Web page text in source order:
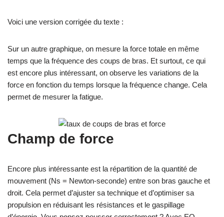
Voici une version corrigée du texte :
Sur un autre graphique, on mesure la force totale en même
temps que la fréquence des coups de bras. Et surtout, ce qui
est encore plus intéressant, on observe les variations de la
force en fonction du temps lorsque la fréquence change. Cela
permet de mesurer la fatigue.
Champ de force
Encore plus intéressante est la répartition de la quantité de
mouvement (Ns = Newton-seconde) entre son bras gauche et
droit. Cela permet d’ajuster sa technique et d’optimiser sa
propulsion en réduisant les résistances et le gaspillage